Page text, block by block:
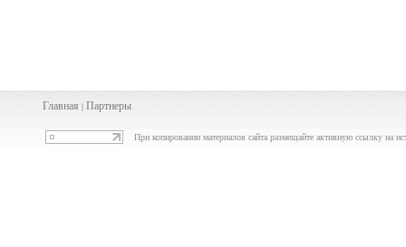
Главная | Партнеры
При копировании материалов сайта размещайте активную ссылку на